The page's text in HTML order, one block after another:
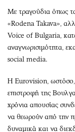
Με τραγούδια όπως
«Rodena Takava»,
Voice of Bulgaria,
αναγνωρισιμότητα,
social media.
Η Eurovision, ωστόσο,
επιστροφή της
χρόνια απουσίας
να θεωρούν από την
δυναμικά και να